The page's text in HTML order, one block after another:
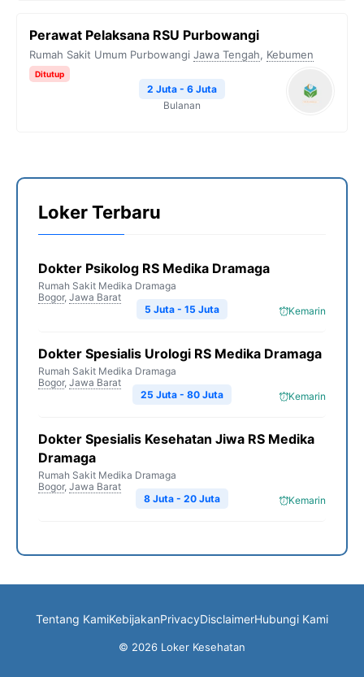
Perawat Pelaksana RSU Purbowangi
Rumah Sakit Umum Purbowangi Jawa Tengah, Kebumen
Ditutup
2 Juta - 6 Juta
Bulanan
Loker Terbaru
Dokter Psikolog RS Medika Dramaga
Rumah Sakit Medika Dramaga
Bogor, Jawa Barat
Kemarin
5 Juta - 15 Juta
Dokter Spesialis Urologi RS Medika Dramaga
Rumah Sakit Medika Dramaga
Bogor, Jawa Barat
Kemarin
25 Juta - 80 Juta
Dokter Spesialis Kesehatan Jiwa RS Medika
Dramaga
Rumah Sakit Medika Dramaga
Bogor, Jawa Barat
Kemarin
8 Juta - 20 Juta
Tentang KamiKebijakanPrivacyDisclaimerHubungi Kami
© 2026 Loker Kesehatan